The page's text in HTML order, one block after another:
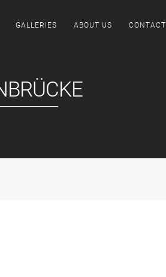
GALLERIES ABOUT US CONTACT